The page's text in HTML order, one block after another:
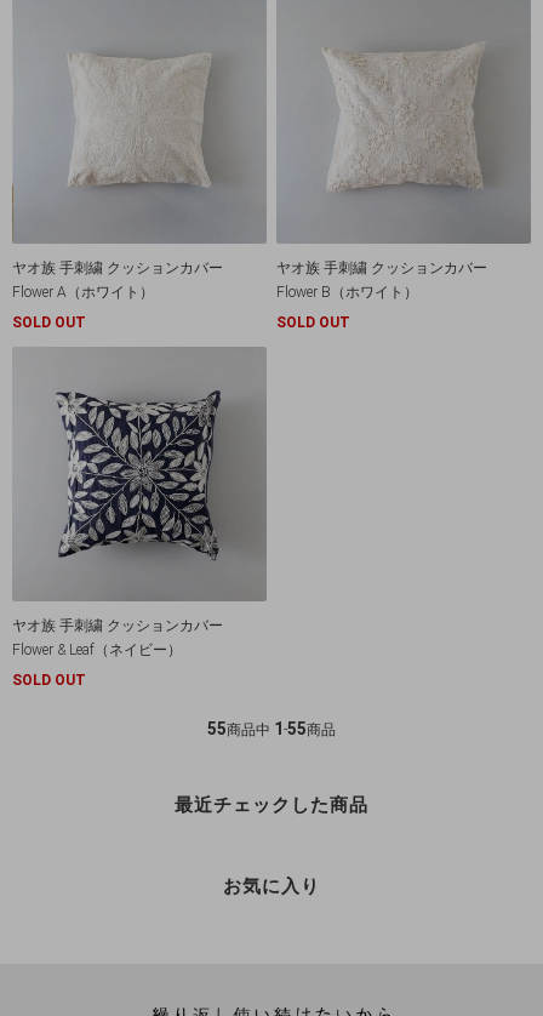
ヤオ族 手刺繍 クッションカバー
Flower A（ホワイト）
SOLD OUT
ヤオ族 手刺繍 クッションカバー
Flower B（ホワイト）
SOLD OUT
ヤオ族 手刺繍 クッションカバー
Flower & Leaf（ネイビー）
SOLD OUT
55商品中 1 -55商品
最近チェックした商品
お気に入り